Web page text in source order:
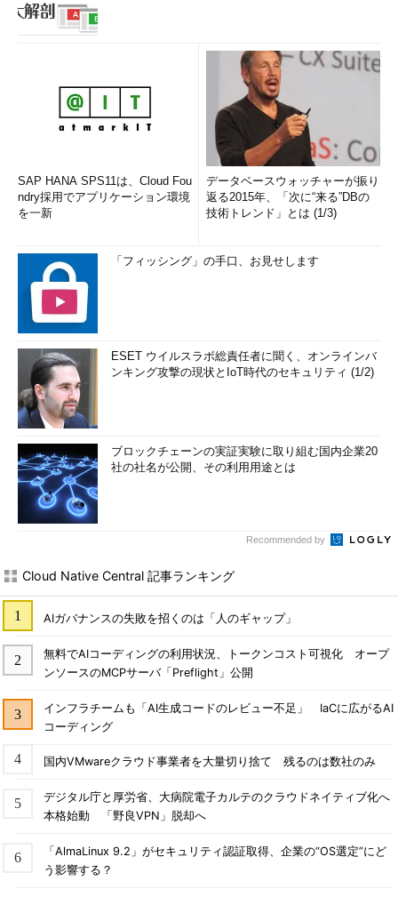
SAP HANA SPS11は、Cloud Fou
ndry採用でアプリケーション環境
を一新
データベースウォッチャーが振り
返る2015年、「次に“来る”DBの
技術トレンド」とは (1/3)
「フィッシング」の手口、お見せします
ESET ウイルスラボ総責任者に聞く、オンラインバ
ンキング攻撃の現状とIoT時代のセキュリティ (1/2)
ブロックチェーンの実証実験に取り組む国内企業20
社の社名が公開、その利用用途とは
Recommended by
Cloud Native Central 記事ランキング
AIガバナンスの失敗を招くのは「人のギャップ」
無料でAIコーディングの利用状況、トークンコスト可視化 オープ
ンソースのMCPサーバ「Preflight」公開
インフラチームも「AI生成コードのレビュー不足」 IaCに広がるAI
コーディング
国内VMwareクラウド事業者を大量切り捨て 残るのは数社のみ
デジタル庁と厚労省、大病院電子カルテのクラウドネイティブ化へ
本格始動 「野良VPN」脱却へ
「AlmaLinux 9.2」がセキュリティ認証取得、企業の“OS選定”にど
う影響する？